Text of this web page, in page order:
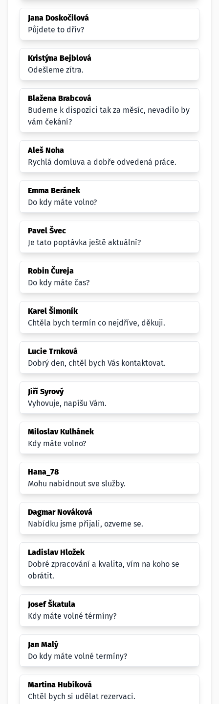
Jana Doskočilová
Půjdete to dřív?
Kristýna Bejblová
Odešleme zítra.
Blažena Brabcová
Budeme k dispozici tak za měsíc, nevadilo by
vám čekání?
Aleš Noha
Rychlá domluva a dobře odvedená práce.
Emma Beránek
Do kdy máte volno?
Pavel Švec
Je tato poptávka ještě aktuální?
Robin Čureja
Do kdy máte čas?
Karel Šimoník
Chtěla bych termín co nejdříve, děkuji.
Lucie Trnková
Dobrý den, chtěl bych Vás kontaktovat.
Jiří Syrový
Vyhovuje, napíšu Vám.
Miloslav Kulhánek
Kdy máte volno?
Hana_78
Mohu nabidnout sve služby.
Dagmar Nováková
Nabídku jsme přijali, ozveme se.
Ladislav Hložek
Dobré zpracování a kvalita, vím na koho se
obrátit.
Josef Škatula
Kdy máte volné térmíny?
Jan Malý
Do kdy máte volné termíny?
Martina Hubíková
Chtěl bych si udělat rezervaci.